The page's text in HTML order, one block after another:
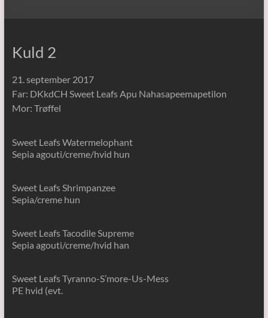
Kuld 2
21. september 2017
Far: DKkdCH Sweet Leafs Apu Nahasapeemapetilon
Mor: Trøffel
Sweet Leafs Watermelophant
Sepia agouti/creme/hvid hun
Sweet Leafs Shrimpanzee
Sepia/creme hun
Sweet Leafs Tacodile Supreme
Sepia agouti/creme/hvid han
Sweet Leafs Tyranno-S’more-Us-Mess
PE hvid (evt.